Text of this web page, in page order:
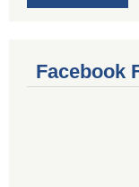
Facebook